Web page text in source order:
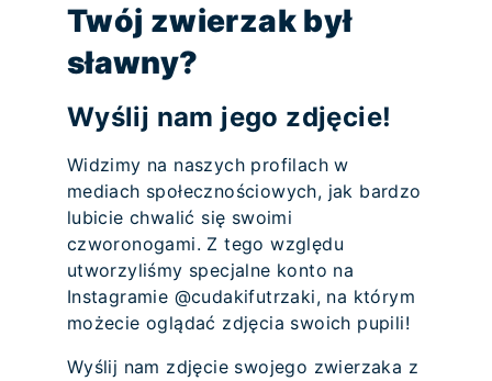
Twój zwierzak był
sławny?
Wyślij nam jego zdjęcie!
Widzimy na naszych profilach w
mediach społecznościowych, jak bardzo
lubicie chwalić się swoimi
czworonogami. Z tego względu
utworzyliśmy specjalne konto na
Instagramie @cudakifutrzaki, na którym
możecie oglądać zdjęcia swoich pupili!
Wyślij nam zdjęcie swojego zwierzaka z